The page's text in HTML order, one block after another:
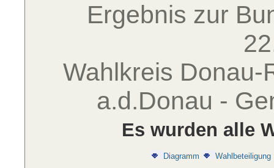
Ergebnis zur
Wahlkreis Donau-
a.d.Donau -
Es wurden alle
Diagramm Wahlbeteiligung